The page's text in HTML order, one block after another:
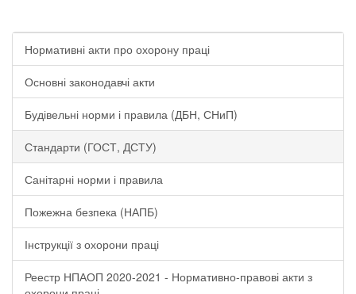
Нормативні акти про охорону праці
Основні законодавчі акти
Будівельні норми і правила (ДБН, СНиП)
Стандарти (ГОСТ, ДСТУ)
Санітарні норми і правила
Пожежна безпека (НАПБ)
Інструкції з охорони праці
Реестр НПАОП 2020-2021 - Нормативно-правові акти з